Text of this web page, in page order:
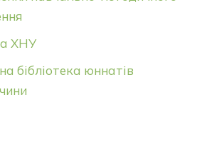
ХНУ
бібліотека юннатів